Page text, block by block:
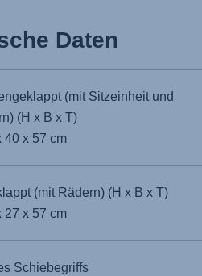
Daten
(mit Sitzeinheit und
(H x B x T)
40 x 57 cm
(mit Rädern) (H x B x T)
27 x 57 cm
Schiebegriffs